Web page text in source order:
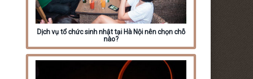
Dịch vụ tổ chức sinh nhật tại Hà Nội nên chọn chỗ
nào?